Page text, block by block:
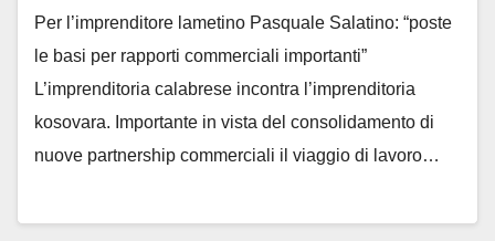
Per l’imprenditore lametino Pasquale Salatino: “poste
le basi per rapporti commerciali importanti”
L’imprenditoria calabrese incontra l’imprenditoria
kosovara. Importante in vista del consolidamento di
nuove partnership commerciali il viaggio di lavoro…